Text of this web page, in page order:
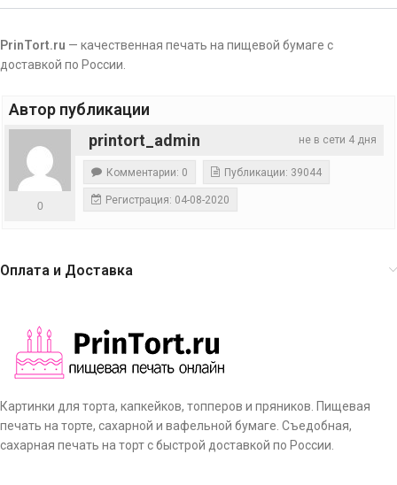
PrinTort.ru — качественная печать на пищевой бумаге с
доставкой по России.
Автор публикации
не в сети 4 дня
printort_admin
0
Комментарии: 0 Публикации: 39044
Регистрация: 04-08-2020
Оплата и Доставка
Картинки для торта, капкейков, топперов и пряников. Пищевая
печать на торте, сахарной и вафельной бумаге. Съедобная,
сахарная печать на торт с быстрой доставкой по России.